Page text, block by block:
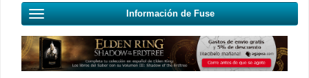
Información de Fuse